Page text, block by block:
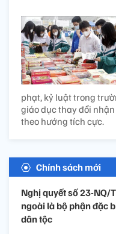
phạt, kỷ luật trong
giáo dục thay đổi
theo hướng tích cực.
Chính sách mới
Nghị quyết số 23-NQ/
ngoài là bộ phận đặc
dân tộc